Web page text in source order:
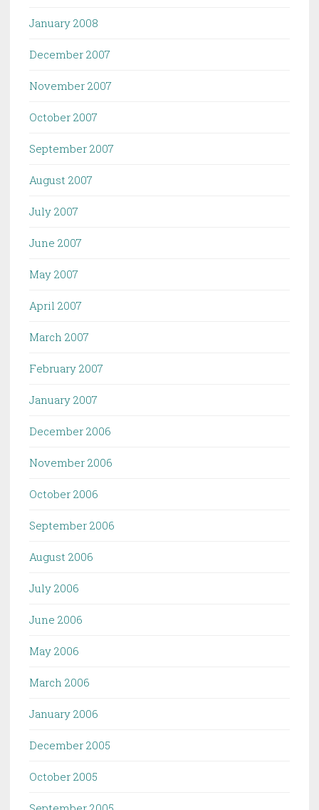
January 2008
December 2007
November 2007
October 2007
September 2007
August 2007
July 2007
June 2007
May 2007
April 2007
March 2007
February 2007
January 2007
December 2006
November 2006
October 2006
September 2006
August 2006
July 2006
June 2006
May 2006
March 2006
January 2006
December 2005
October 2005